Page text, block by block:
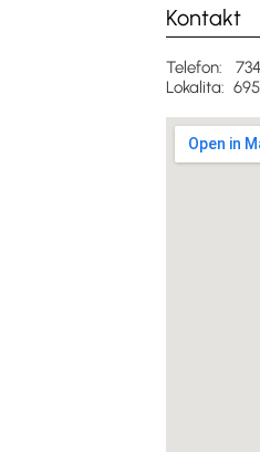
Kontakt
Telefon:
Lokalita: